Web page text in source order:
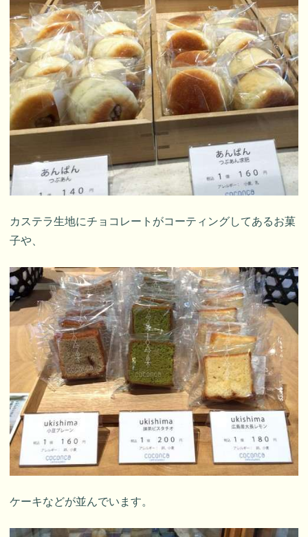
カステラ生地にチョコレートがコーティングしてあるお菓
子や、
ケーキなどが並んでいます。